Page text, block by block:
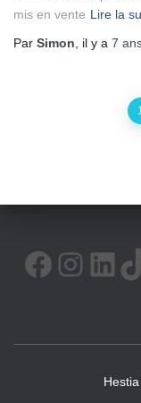
mis en vente Lire la
Par Simon , il y a 7
Pagination 1
FACEBOOK INSTAGRAM LINKEDIN